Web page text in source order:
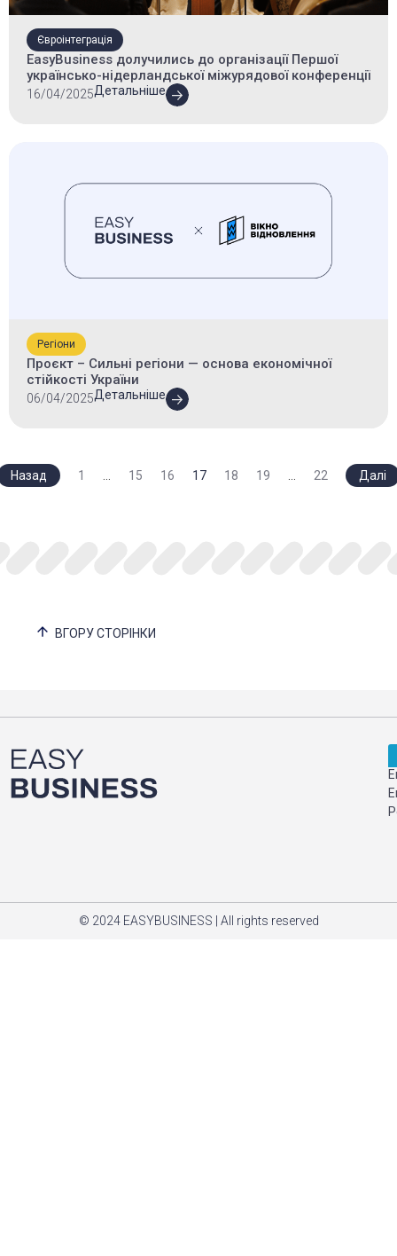
Євроінтеграція
EasyBusiness долучились до організації Першої
українсько-нідерландської міжурядової конференції
16/04/2025Детальніше
Регіони
Проєкт – Сильні регіони — основа економічної
стійкості України
06/04/2025Детальніше
Назад 1 15 16 17 18 19 22 Далі
ВГОРУ СТОРІНКИ
© 2024 EASYBUSINESS | All rights reserved